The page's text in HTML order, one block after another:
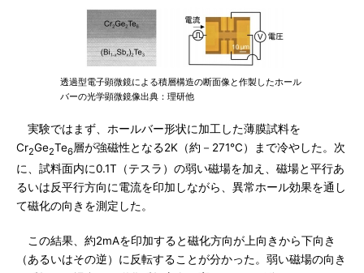
透過型電子顕微鏡による積層構造の断面像と作製したホール
バーの光学顕微鏡像出典：理研他
実験ではまず、ホールバー形状に加工した薄膜試料を
Cr2Ge2Te6層が強磁性となる2K（約－271℃）まで冷やした。次
に、試料面内に0.1T（テスラ）の弱い磁場を加え、磁場と平行あ
るいは反平行方向に電流を印加しながら、異常ホール効果を通し
て磁化の向きを測定した。
この結果、約2mAを印加すると磁化方向が上向きから下向き
（あるいはその逆）に反転することが分かった。弱い磁場の向き